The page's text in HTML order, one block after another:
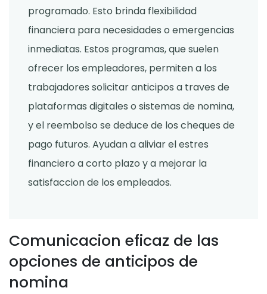
programado. Esto brinda flexibilidad
financiera para necesidades o emergencias
inmediatas. Estos programas, que suelen
ofrecer los empleadores, permiten a los
trabajadores solicitar anticipos a traves de
plataformas digitales o sistemas de nomina,
y el reembolso se deduce de los cheques de
pago futuros. Ayudan a aliviar el estres
financiero a corto plazo y a mejorar la
satisfaccion de los empleados.
Comunicacion eficaz de las
opciones de anticipos de
nomina